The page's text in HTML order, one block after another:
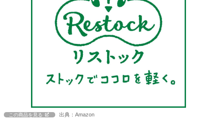
この商品を見る 出典：Amazon